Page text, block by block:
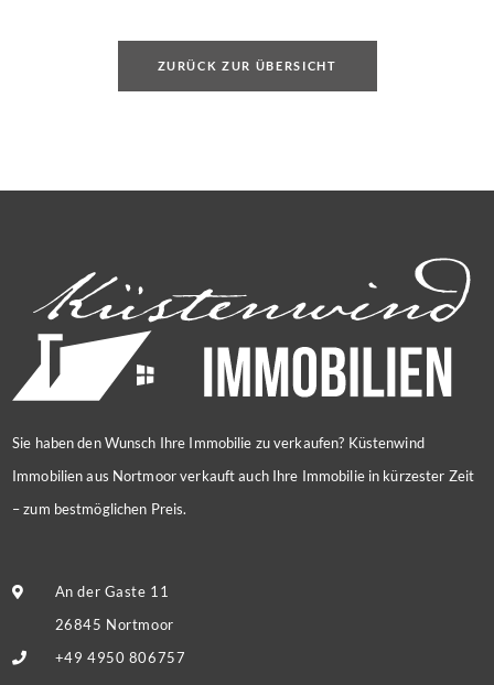
ZURÜCK ZUR ÜBERSICHT
Sie haben den Wunsch Ihre Immobilie zu verkaufen? Küstenwind
Immobilien aus Nortmoor verkauft auch Ihre Immobilie in kürzester Zeit
– zum bestmöglichen Preis.
An der Gaste 11
26845 Nortmoor
+49 4950 806757